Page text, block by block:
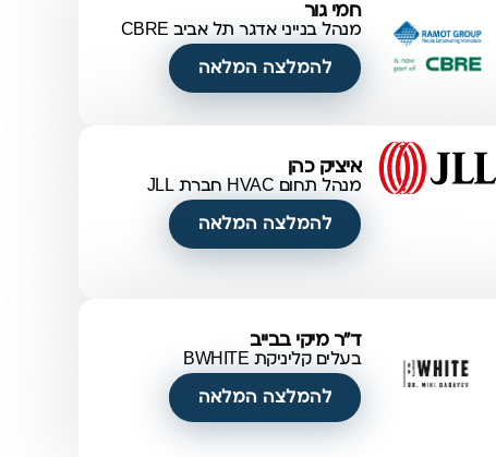
חמי גור
מנהל בנייני אדגר תל אביב CBRE
להמלצה המלאה
איציק כהן
מנהל תחום HVAC חברת JLL
להמלצה המלאה
ד"ר מיקי בבייב
בעלים קליניקת BWHITE
להמלצה המלאה